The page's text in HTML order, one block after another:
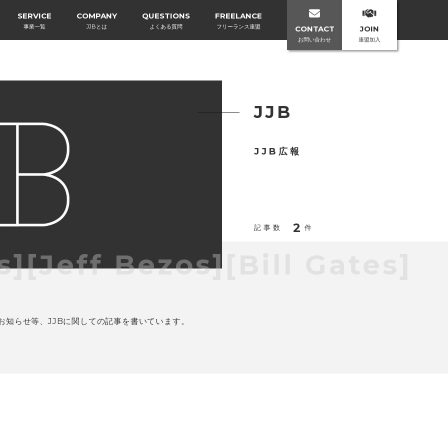
読んでみた本 教育/学ぶ
SERVICE
事業一覧
COMPANY
JJBとは
QUESTIONS
よくある質問
FREELANCE
フリーランス連盟 CONTACT
お問い合わせ
JOIN
連盟加入
JJB
JJB広報
記事数 2 件
Bezos][Bill Gates]
らせ等、JJBに関しての記事を書いています。